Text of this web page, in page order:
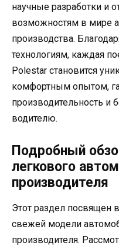
научные разработки и
возможностям в мире
производства.
технологиям, каждая
Polestar становится
комфортным опытом,
производительность и
водителю.
Подробный
легкового
производителя
Этот раздел посвящен
свежей модели
производителя.